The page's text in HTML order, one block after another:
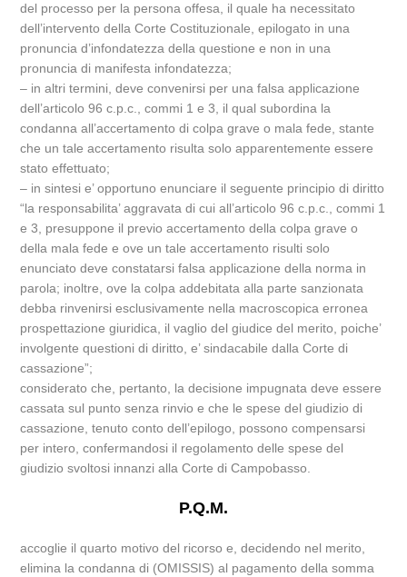
del processo per la persona offesa, il quale ha necessitato
dell’intervento della Corte Costituzionale, epilogato in una
pronuncia d’infondatezza della questione e non in una
pronuncia di manifesta infondatezza;
– in altri termini, deve convenirsi per una falsa applicazione
dell’articolo 96 c.p.c., commi 1 e 3, il qual subordina la
condanna all’accertamento di colpa grave o mala fede, stante
che un tale accertamento risulta solo apparentemente essere
stato effettuato;
– in sintesi e’ opportuno enunciare il seguente principio di diritto
“la responsabilita’ aggravata di cui all’articolo 96 c.p.c., commi 1
e 3, presuppone il previo accertamento della colpa grave o
della mala fede e ove un tale accertamento risulti solo
enunciato deve constatarsi falsa applicazione della norma in
parola; inoltre, ove la colpa addebitata alla parte sanzionata
debba rinvenirsi esclusivamente nella macroscopica erronea
prospettazione giuridica, il vaglio del giudice del merito, poiche’
involgente questioni di diritto, e’ sindacabile dalla Corte di
cassazione”;
considerato che, pertanto, la decisione impugnata deve essere
cassata sul punto senza rinvio e che le spese del giudizio di
cassazione, tenuto conto dell’epilogo, possono compensarsi
per intero, confermandosi il regolamento delle spese del
giudizio svoltosi innanzi alla Corte di Campobasso.
P.Q.M.
accoglie il quarto motivo del ricorso e, decidendo nel merito,
elimina la condanna di (OMISSIS) al pagamento della somma